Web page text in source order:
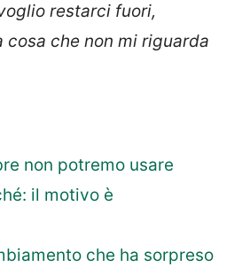
restarci fuori,
cosa che non mi riguarda
non potremo usare
il motivo è
che ha sorpreso